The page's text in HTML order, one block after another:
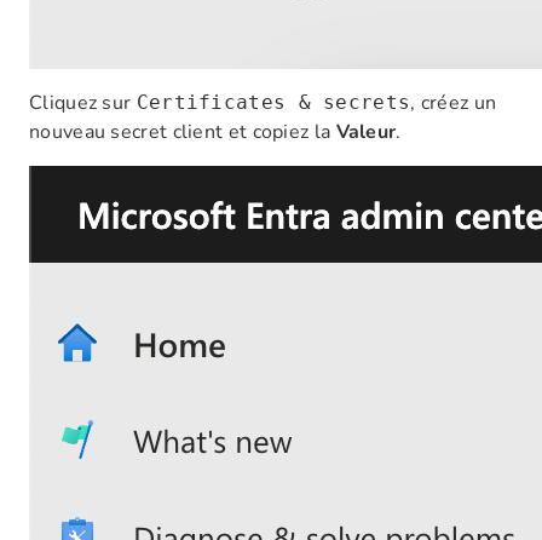
Cliquez sur Certificates & secrets, créez un
nouveau secret client et copiez la Valeur.